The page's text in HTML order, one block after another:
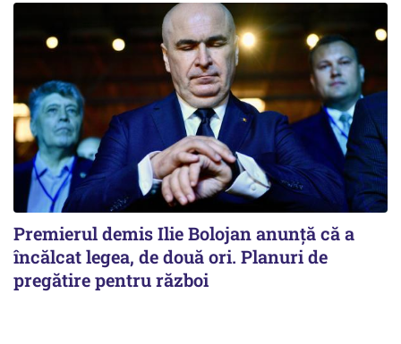
Premierul demis Ilie Bolojan anunță că a
încălcat legea, de două ori. Planuri de
pregătire pentru război